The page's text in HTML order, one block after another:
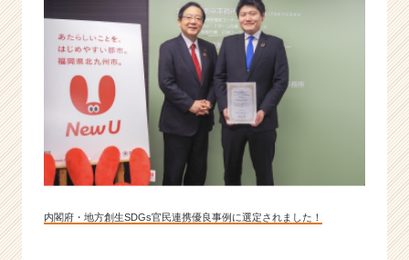
内閣府・地方創生SDGs官民連携優良事例に選定されました！